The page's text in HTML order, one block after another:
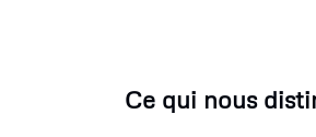
Ce qui nous